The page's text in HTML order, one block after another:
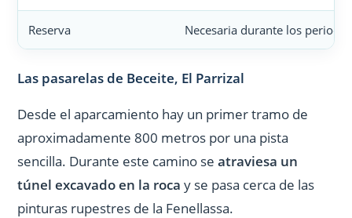
Reserva Necesaria durante los
Las pasarelas de Beceite, El Parrizal
Desde el aparcamiento hay un primer tramo de
aproximadamente 800 metros por una pista
sencilla. Durante este camino seatraviesa un
túnel excavado en la roca y se pasa cerca de las
pinturas rupestres de la Fenellassa.